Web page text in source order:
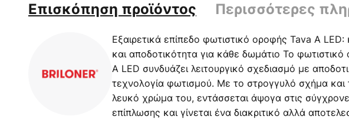
Επισκόπηση προϊόντος Περισσότερες
Εξαιρετικά επίπεδο φωτιστικό οροφής Tava A
και αποδοτικότητα για κάθε δωμάτιο Το
A LED συνδυάζει λειτουργικό σχεδιασμό με
τεχνολογία φωτισμού. Με το στρογγυλό σχήμα και
λευκό χρώμα του, εντάσσεται άψογα στις
επίπλωσης και γίνεται ένα διακριτικό αλλά